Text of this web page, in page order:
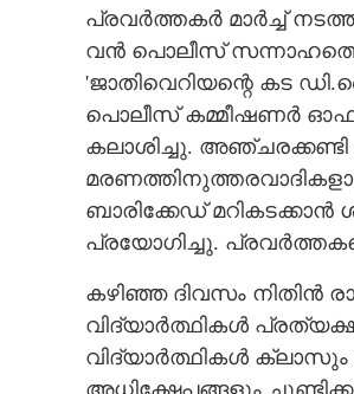
പ്രവർത്തകർ മാർച്ച്
വൻ പൊലീസ്
'ജാതിവെറിയന്റെ കട
പൊലീസ് കമ്മീഷണർ
കലാശിച്ചു. അഞ്ചരക്കണ്ടി
ബാരിക്കേഡ് മറികടക്കാൻ
പ്രയോഗിച്ചു.
കഴിഞ്ഞ ദിവസം നിതിൻ
വിദ്യാർത്ഥികൾ
വിദ്യാർത്ഥികൾ ക്ലാസും
അധിക്ഷേപങ്ങളും